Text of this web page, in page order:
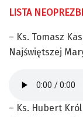
LISTA
– Ks. Tomasz
Najświętszej
– Ks. Hubert